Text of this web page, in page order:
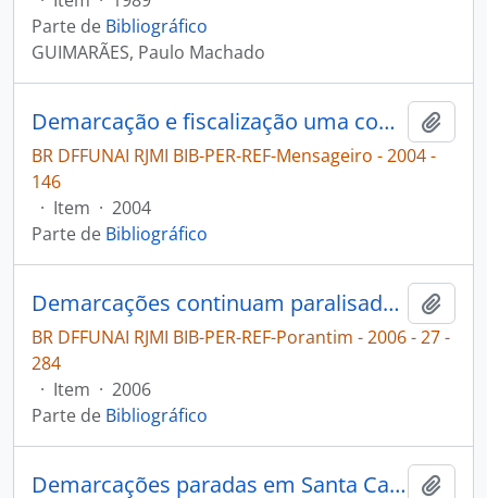
Parte de Bibliográfico
GUIMARÃES, Paulo Machado
Demarcação e fiscalização uma conquista do povo Munduruku [Mensageiro]
BR DFFUNAI RJMI BIB-PER-REF-Mensageiro - 2004 -
146
· Item · 2004
Parte de Bibliográfico
Demarcações continuam paralisadas no Rio Grande do Sul [Porantim]
BR DFFUNAI RJMI BIB-PER-REF-Porantim - 2006 - 27 -
284
· Item · 2006
Parte de Bibliográfico
Demarcações paradas em Santa Catarina [Porantim]